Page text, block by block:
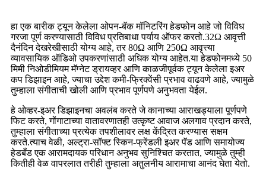
हा एक बारीक ट्यून केलेला ओपन-बॅक मॉनिटरिंग हेडफोन आहे जो विविध
गरजा पूर्ण करण्यासाठी विविध प्रतिबाधा पर्याय ऑफर करतो.32Ω आवृत्ती
दैनंदिन देखरेखीसाठी योग्य आहे, तर 80Ω आणि 250Ω आवृत्त्या
व्यावसायिक ऑडिओ उपकरणांसाठी अधिक योग्य आहेत.या हेडफोनमध्ये 50
मिमी निओडीमियम मॅग्नेट ड्रायव्हर आणि काळजीपूर्वक ट्यून केलेला इअर
कप डिझाइन आहे, ज्याचा उद्देश कमी-फ्रिक्वेंसी प्रभाव वाढवणे आहे, ज्यामुळे
तुम्हाला संगीताची खोली आणि प्रभाव पूर्णपणे अनुभवता येईल.
हे ओव्हर-इअर डिझाइनचा अवलंब करते जे कानाच्या आराखड्याला पूर्णपणे
फिट करते, गोंगाटाच्या वातावरणातही उत्कृष्ट आवाज अलगाव प्रदान करते,
तुम्हाला संगीताच्या प्रत्येक तपशीलावर लक्ष केंद्रित करण्यास सक्षम
करते.त्याच वेळी, अल्ट्रा-सॉफ्ट स्किन-फ्रेंडली इअर पॅड आणि समायोज्य
हेडबँड एक आरामदायक परिधान अनुभव सुनिश्चित करतात, ज्यामुळे तुम्ही
कितीही वेळ वापरलात तरीही तुम्हाला अतुलनीय आरामाचा आनंद घेता येतो.